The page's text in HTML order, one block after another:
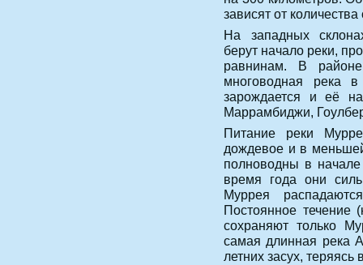
зависят от
На западных
берут начало реки,
равнинам. В
многоводная река
зарождается и её
Маррамбиджи,
Питание реки
дождевое и в
полноводны в начале
время года они
Муррея
Постоянное течение
сохраняют только
самая длинная река
летних засух, теряясь